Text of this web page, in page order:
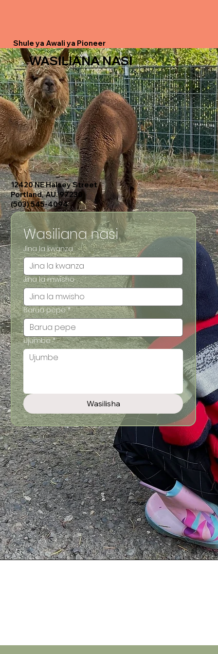
Shule ya Awali ya Pioneer
WASILIANA NASI
Wasiliana nasi
Jina la kwanza
Jina la mwisho
Barua pepe *
Ujumbe *
Wasilisha
12420 NE Halsey Street
Portland, AU. 97230
(503) 545-4094